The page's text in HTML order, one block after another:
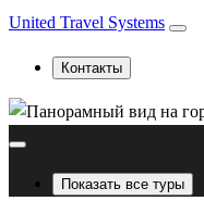
United Travel Systems
Контакты
Показать все туры